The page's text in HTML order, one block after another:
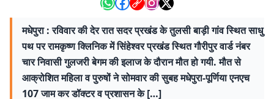
मधेपुरा : रविवार की देर रात सदर प्रखंड के तुलसी बाड़ी गांव स्थित साधु
पथ पर रामकृष्ण क्लिनिक में सिंहेश्वर प्रखंड स्थित गौरीपुर वार्ड नंबर
चार निवासी गुलजरी बेगम की इलाज के दौरान मौत हो गयी. मौत से
आक्रोशित महिला व पुरुषों ने सोमवार की सुबह मधेपुरा-पूर्णिया एनएच
107 जाम कर डॉक्टर व प्रशासन के […]